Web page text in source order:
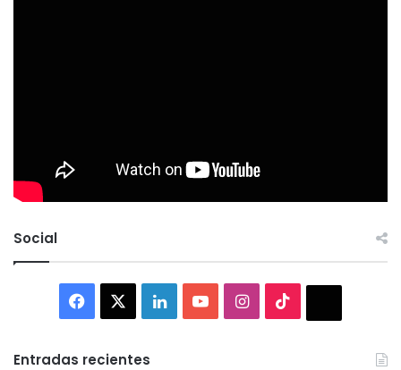
Social
Facebook LinkedInYouTubeInstagram
Entradas recientes